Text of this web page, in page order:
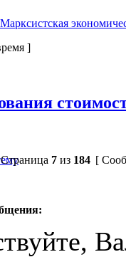
Марксистская
]
7 из 184 [